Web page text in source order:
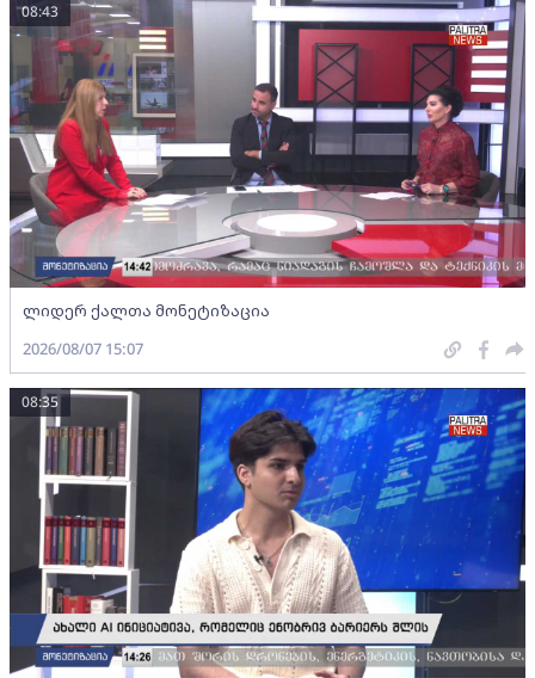
ლიდერ ქალთა მონეტიზაცია
08:43
2026/08/07 15:07
08:35